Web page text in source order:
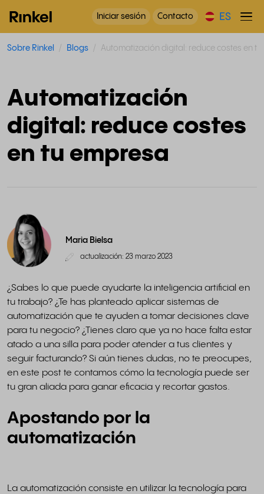
Iniciar sesión Contacto ES
Sobre Rinkel Blogs Automatización digital: reduce costes en
Automatización
digital: reduce costes
en tu empresa
Maria Bielsa
actualización: 23 marzo 2023
¿Sabes lo que puede ayudarte la inteligencia artificial en
tu trabajo? ¿Te has planteado aplicar sistemas de
automatización que te ayuden a tomar decisiones clave
para tu negocio? ¿Tienes claro que ya no hace falta estar
atado a una silla para poder atender a tus clientes y
seguir facturando? Si aún tienes dudas, no te preocupes,
en este post te contamos cómo la tecnología puede ser
tu gran aliada para ganar eficacia y recortar gastos.
Apostando por la
automatización
La automatización consiste en utilizar la tecnología para